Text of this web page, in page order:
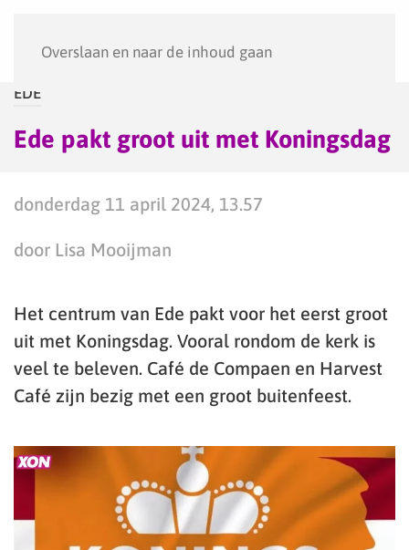
Overslaan en naar de inhoud gaan
EDE
Ede pakt groot uit met Koningsdag
donderdag 11 april 2024, 13.57
door Lisa Mooijman
Het centrum van Ede pakt voor het eerst groot
uit met Koningsdag. Vooral rondom de kerk is
veel te beleven. Café de Compaen en Harvest
Café zijn bezig met een groot buitenfeest.